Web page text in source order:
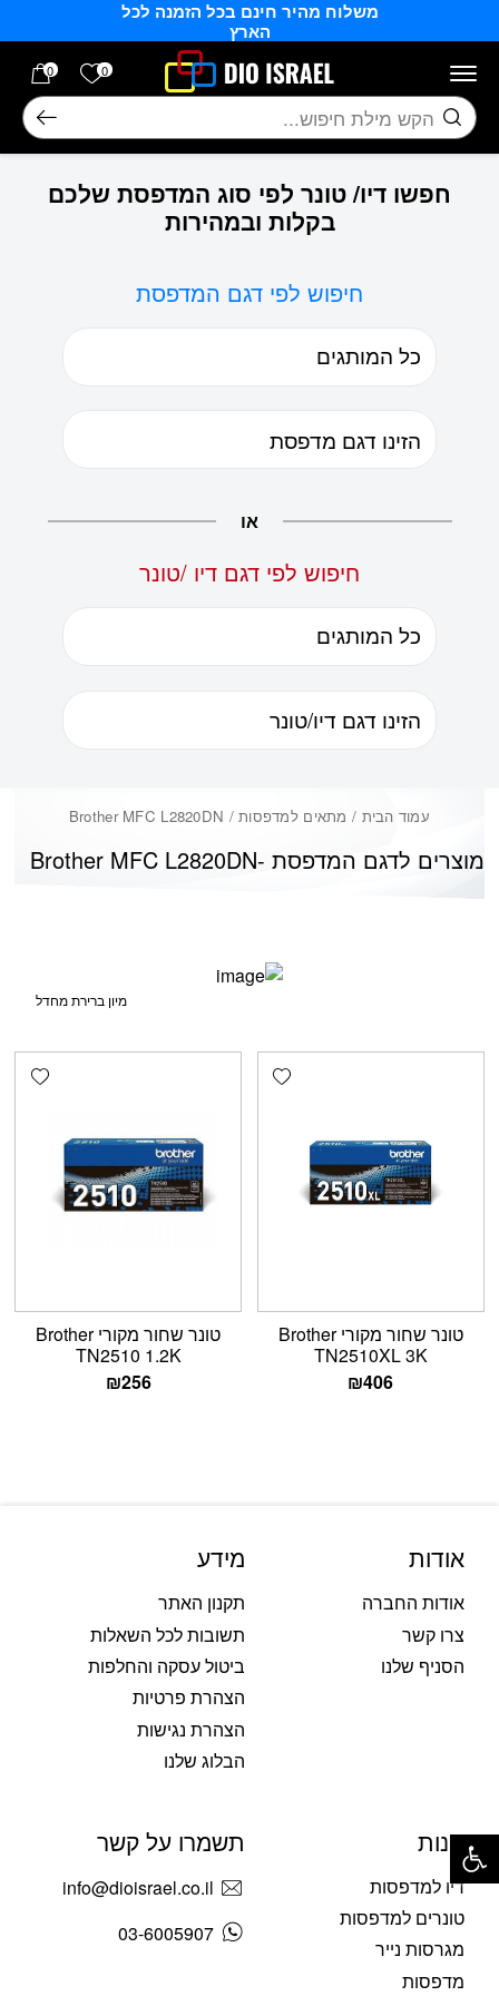
משלוח מהיר חינם בכל הזמנה לכל
הארץ
0 הרשימה
0
חיפוש
חפשו דיו/ טונר לפי סוג המדפסת שלכם
בקלות ובמהירות
חיפוש לפי דגם המדפסת
או
חיפוש לפי דגם דיו /טונר
עמוד הבית / מתאים למדפסות / Brother MFC L2820DN
Brother MFC L2820DNמוצרים לדגם המדפסת -
Add wishlist
טונר שחור מקורי Brother
TN2510XL 3K
₪406
טונר שחור מקורי Brother
TN2510 1.2K
₪256
אודות
אודות החברה
צרו קשר
הסניף שלנו
מידע
תקנון האתר
תשובות לכל השאלות
ביטול עסקה והחלפות
הצהרת פרטיות
הצהרת נגישות
הבלוג שלנו
חנות
דיו למדפסות
טונרים למדפסות
מגרסות נייר
מדפסות
תשמרו על קשר
info@dioisrael.co.il
03-6005907
פתח סרגל נגישות